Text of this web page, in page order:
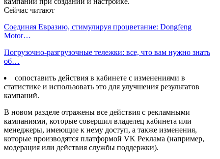
Сейчас читают
Соединяя Евразию, стимулируя процветание: Dongfeng
Motor…
Погрузочно-разгрузочные тележки: все, что вам нужно знать
об…
сопоставить действия в кабинете с изменениями в
статистике и использовать это для улучшения результатов
кампаний.
В новом разделе отражены все действия с рекламными
кампаниями, которые совершил владелец кабинета или
менеджеры, имеющие к нему доступ, а также изменения,
которые производятся платформой VK Реклама (например,
модерация или действия службы поддержки).